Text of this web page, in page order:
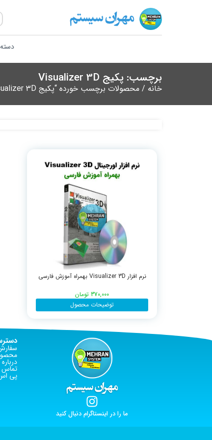
برچسب: پکیج Visualizer 3D
خانه / محصولات برچسب خورده “پکیج Visualizer 3D”
نرم افزار Visualizer 3D بهمراه آموزش فارسی
370,000 تومان
توضیحات محصول
ما را در اینستاگرام دنبال کنید
تماس
پی